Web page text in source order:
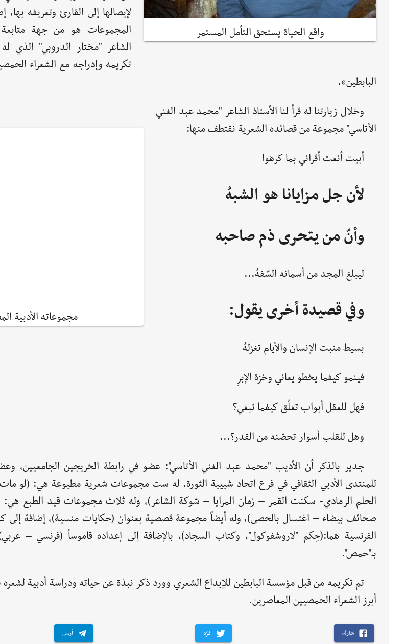
واقع الحياة يستحق التأمل المستمر
لإيصالها إلى القارئ وتعريفه
المجموعات هو من جهة
الشاعر "مختار الدروبي" الذي
تكريمه وإدراجه مع الشعراء
البابطين».
مجموعاته الأدبية
وخلال زيارتنا له قرأ لنا الأستاذ الشاعر "محمد عبد الغني
الأتاسي" مجموعة من قصائده الشعرية نقتطف منها:
أبيت أنعت أقراني بما كرهوا
لأن جل مزايانا هو الشبهُ
وأنّ من يتحرى ذم صاحبه
ليبلغ المجد من أسمائه السّفهُ...
وفي قصيدة أخرى يقول:
بسيط منبت الإنسان والأيام تغزلهُ
فينمو كيفما يخطو يعاني وخزة الإبرِ
فهل للعقل أبواب تغلّق كيفما نبغي؟
وهل للقلب أسوار تحصّنه من القدر؟...
جدير بالذكر أن الأديب "محمد عبد الغني الأتاسي": عضو في رابطة الخريجين الجامعيين،
للمنتدى الأدبي الثقافي في فرع اتحاد شبيبة الثورة. له ست مجموعات شعرية مطبوعة هي: (لو
الحلم الرمادي- سكنت القمر – زمان المرايا – شوكة الشاعر)، وله ثلاث مجموعات قيد الطبع هي:
صحائف بيضاء – اغتسال بالحصى)، وله أيضاً مجموعة قصصية بعنوان (حكايات منسية)، إضافة إلى
الفرنسية هما:(حِكم "لاروشفوكول"، وكتاب السجاد)، بالإضافة إلى إعداده قاموساً (فرنسي –
بـ"حمص".
تم تكريمه من قبل مؤسسة البابطين للإبداع الشعري وورد ذكر نبذة عن حياته ودراسة أدبية
أبرز الشعراء الحمصيين المعاصرين.
شارك غرّد أرسل